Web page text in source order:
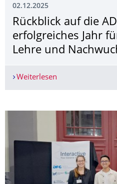
02.12.2025
Rückblick auf die
erfolgreiches Jahr
Lehre und
Weiterlesen